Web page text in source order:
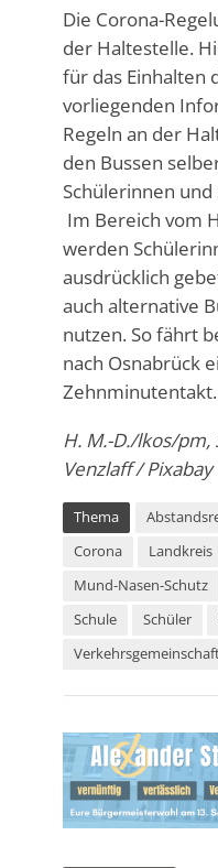
Die Corona-
der Haltestelle.
für das Einhalten
vorliegenden
Regeln an der
den Bussen
Schülerinnen
Im Bereich vom
werden
ausdrücklich
auch alternative
nutzen. So fährt
nach Osnabrück
Zehnminutentakt.
H. M.-D./lkos/
Venzlaff / Pixabay
Thema
Corona
Landkreis
Mund-Nasen-Schutz
Schule
Schüler